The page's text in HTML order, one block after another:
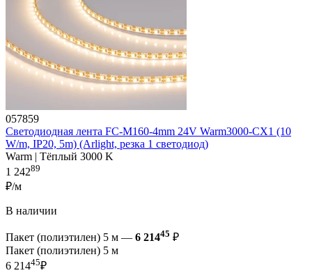
057859
Светодиодная лента FC-M160-4mm 24V Warm3000-CX1 (10
W/m, IP20, 5m) (Arlight, резка 1 светодиод)
Warm | Тёплый 3000 K
1 24289
₽/м
В наличии
Пакет (полиэтилен) 5 м — 6 21445 ₽
Пакет (полиэтилен) 5 м
6 21445₽